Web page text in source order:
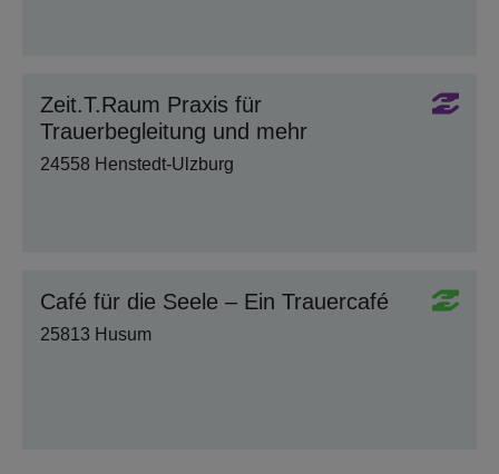
Zeit.T.Raum Praxis für
Trauerbegleitung und mehr
24558 Henstedt-Ulzburg
Café für die Seele – Ein Trauercafé
25813 Husum